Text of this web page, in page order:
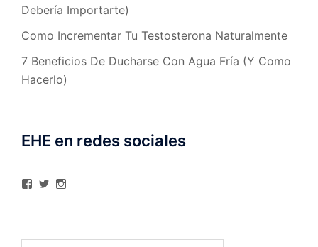
Debería Importarte)
Como Incrementar Tu Testosterona Naturalmente
7 Beneficios De Ducharse Con Agua Fría (Y Como
Hacerlo)
EHE en redes sociales
Ver
Facebook
Ver
TwitterInstagram